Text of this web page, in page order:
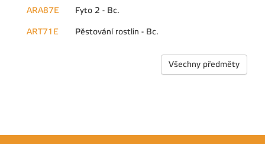
ARA87E Fyto 2 - Bc.
ART71E Pěstování rostlin - Bc.
Všechny předměty